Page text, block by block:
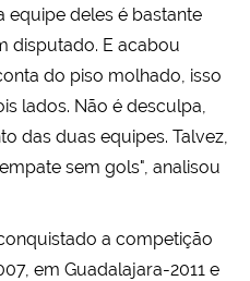
equipe deles é bastante
disputado. E acabou
do piso molhado, isso
lados. Não é desculpa,
das duas equipes. Talvez,
sem gols", analisou
a competição
em Guadalajara-2011 e